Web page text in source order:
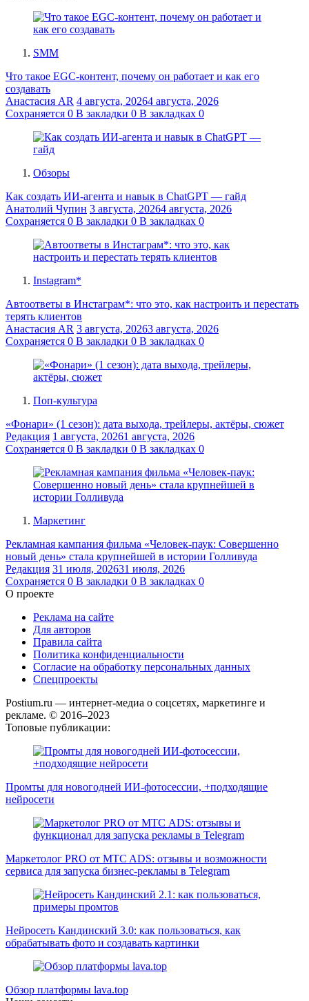
SMM
Что такое EGC-контент, почему он работает и как его
создавать
Анастасия AR 4 августа, 20264 августа, 2026
Сохраняется 0 В закладки 0 В закладках 0
Обзоры
Как создать ИИ-агента и навык в ChatGPT — гайд
Анатолий Чупин 3 августа, 20264 августа, 2026
Сохраняется 0 В закладки 0 В закладках 0
Instagram*
Автоответы в Инстаграм*: что это, как настроить и перестать
терять клиентов
Анастасия AR 3 августа, 20263 августа, 2026
Сохраняется 0 В закладки 0 В закладках 0
Поп-культура
«Фонари» (1 сезон): дата выхода, трейлеры, актёры, сюжет
Редакция 1 августа, 20261 августа, 2026
Сохраняется 0 В закладки 0 В закладках 0
Маркетинг
Рекламная кампания фильма «Человек-паук: Совершенно
новый день» стала крупнейшей в истории Голливуда
Редакция 31 июля, 202631 июля, 2026
Сохраняется 0 В закладки 0 В закладках 0
О проекте
Реклама на сайте
Для авторов
Правила сайта
Политика конфиденциальности
Согласие на обработку персональных данных
Спецпроекты
Postium.ru — интернет-медиа о соцсетях, маркетинге и
рекламе. © 2016–2023
Топовые публикации:
Промты для новогодней ИИ-фотосессии, +подходящие
нейросети
Маркетолог PRO от MTC ADS: отзывы и возможности
сервиса для запуска бизнес-рекламы в Telegram
Нейросеть Кандинский 3.0: как пользоваться, как
обрабатывать фото и создавать картинки
Обзор платформы lava.top